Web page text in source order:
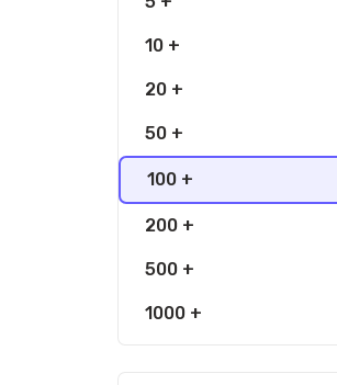
10 +
20 +
50 +
100 +
200 +
500 +
1000 +